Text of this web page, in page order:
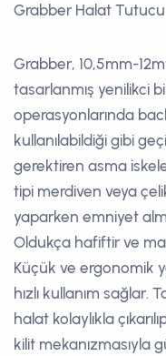
Grabber Halat Tutucu
Grabber, 10,5mm-
tasarlanmış yenilikci
operasyonlarında
kullanılabildiği gibi
gerektiren asma
tipi merdiven veya
yaparken emniyet
Oldukça hafiftir ve
Küçük ve ergonomik
hızlı kullanım sağlar.
halat kolaylıkla
kilit mekanızmasıyla